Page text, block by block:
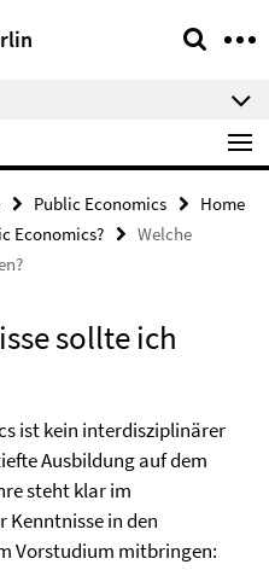
Public Economics
Home
Economics?
Welche
sollte ich
ist kein interdisziplinärer
Ausbildung auf dem
steht klar im
Kenntnisse in den
Vorstudium mitbringen: